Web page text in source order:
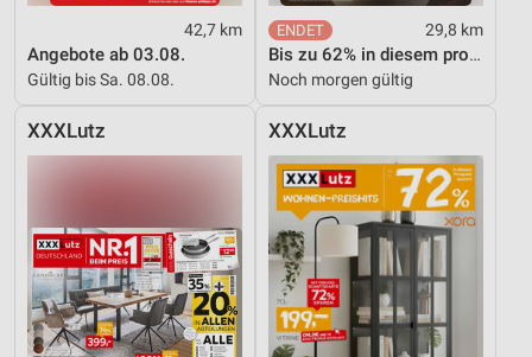
42,7 km
Angebote ab 03.08.
Gültig bis Sa. 08.08.
29,8 km
Bis zu 62% in diesem prospekt
Noch morgen gültig
XXXLutz XXXLutz